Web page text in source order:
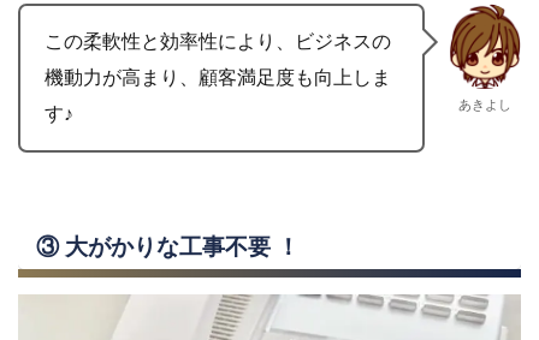
この柔軟性と効率性により、ビジネスの
機動力が高まり、顧客満足度も向上しま
す♪
あきよし
③ 大がかりな工事不要 ！